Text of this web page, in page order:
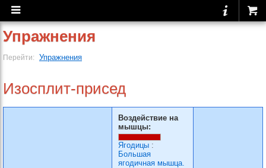
Упражнения
Перейти: Упражнения
Изосплит-присед
Воздействие на
мышцы:
Ягодицы :
Большая
ягодичная мышца.